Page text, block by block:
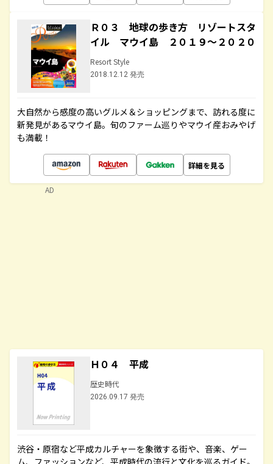
Ｒ０３ 地球の歩き方 リゾートスタ
イル マウイ島 ２０１９～２０２０
Resort Style
2018.12.12 発売
大自然から感度の高いグルメ＆ショッピングまで、訪れる度に
新発見があるマウイ島。旬のファーム巡りやマウイ産おみやげ
も満載！
詳細を見る
Ｈ０４ 平成
歴史時代
2026.09.17 発売
渋谷・原宿など平成カルチャーを象徴する街や、音楽、ゲー
ム、ファッションなど、平成時代の流行と文化を巡るガイド。
AD